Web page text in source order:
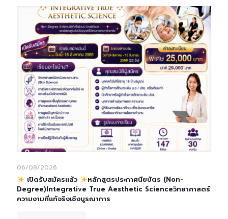
06/08/2026
เปิดรับสมัครแล้ว
หลักสูตรประกาศนียบัตร (Non-
Degree)Integrative True Aesthetic Scienceวิทยาศาสตร์
ความงามที่แท้จริงเชิงบูรณาการ